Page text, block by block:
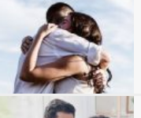
ドキドキ
仕事とキャリア
特集